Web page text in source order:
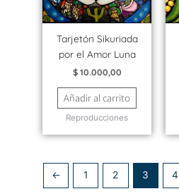
Tarjetón Sikuriada
por el Amor Luna
$10.000,00
Añadir al carrito
Reproducciones
← 1 2 3 4